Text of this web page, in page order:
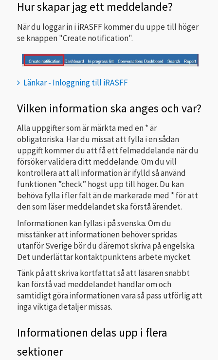
Hur skapar jag ett meddelande?
När du loggar in i iRASFF kommer du uppe till höger
se knappen "Create notification".
Länkar - Inloggning till iRASFF
Vilken information ska anges och var?
Alla uppgifter som är märkta med en * är
obligatoriska. Har du missat att fylla i en sådan
uppgift kommer du att få ett felmeddelande när du
försöker validera ditt meddelande. Om du vill
kontrollera att all information är ifylld så använd
funktionen ”check” högst upp till höger. Du kan
behöva fylla i fler fält än de markerade med * för att
den som läser meddelandet ska förstå ärendet.
Informationen kan fyllas i på svenska. Om du
misstänker att informationen behöver spridas
utanför Sverige bör du däremot skriva på engelska.
Det underlättar kontaktpunktens arbete mycket.
Tänk på att skriva kortfattat så att läsaren snabbt
kan förstå vad meddelandet handlar om och
samtidigt göra informationen vara så pass utförlig att
inga viktiga detaljer missas.
Informationen delas upp i flera
sektioner